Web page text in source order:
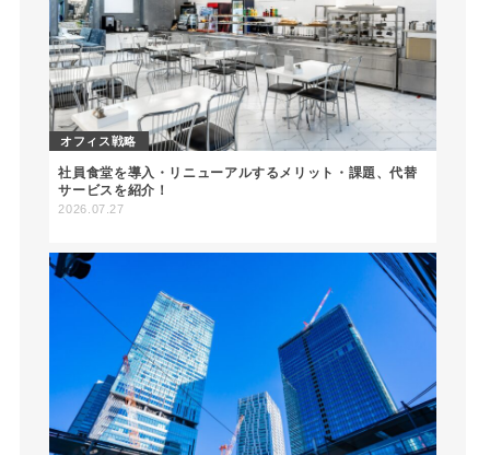
オフィス戦略
社員食堂を導入・リニューアルするメリット・課題、代替
サービスを紹介！
2026.07.27